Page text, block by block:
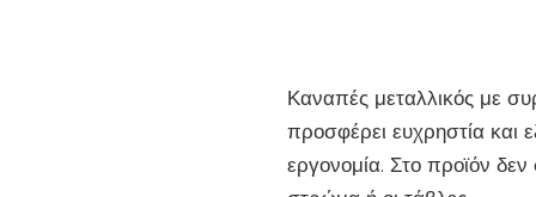
Καναπές μεταλλικός με
προσφέρει ευχρηστία και
εργονομία. Στο προϊόν